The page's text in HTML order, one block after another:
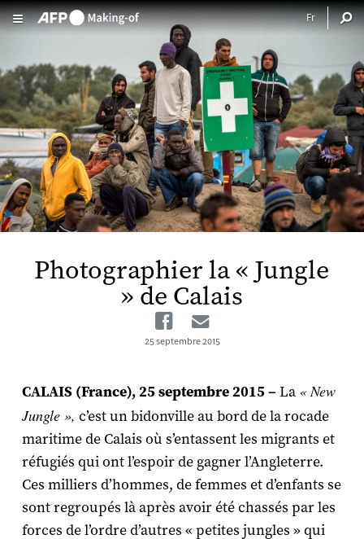
Aller au contenu principal
Photographier la « Jungle
» de Calais
Facebook
25 septembre 2015
CALAIS (France), 25 septembre 2015 – La « New
Jungle », c’est un bidonville au bord de la rocade
maritime de Calais où s’entassent les migrants et
réfugiés qui ont l’espoir de gagner l’Angleterre.
Ces milliers d’hommes, de femmes et d’enfants se
sont regroupés là après avoir été chassés par les
forces de l’ordre d’autres « petites jungles » qui